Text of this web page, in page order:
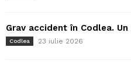
Grav accident în Codlea.
Codlea 23 iulie 2026